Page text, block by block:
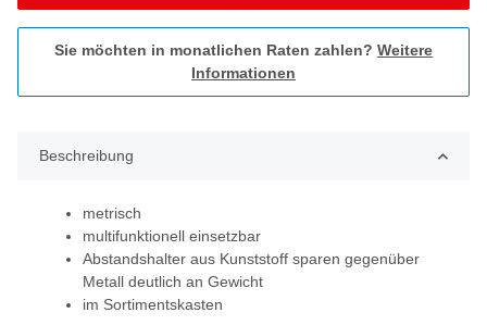
Sie möchten in monatlichen Raten zahlen? Weitere
Informationen
Beschreibung
metrisch
multifunktionell einsetzbar
Abstandshalter aus Kunststoff sparen gegenüber
Metall deutlich an Gewicht
im Sortimentskasten